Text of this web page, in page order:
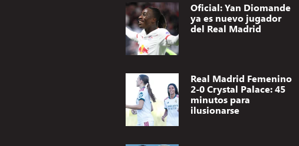
Oficial: Yan Diomande
ya es nuevo jugador
del Real Madrid
Real Madrid Femenino
2-0 Crystal Palace: 45
minutos para
ilusionarse